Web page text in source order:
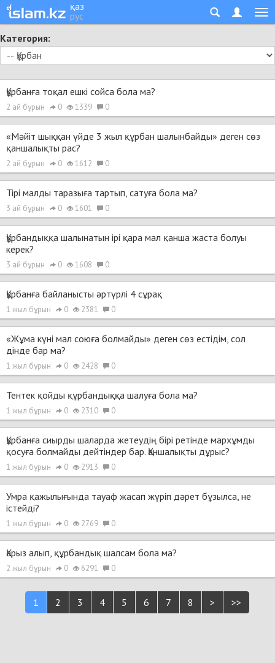
қаз
рус
Категория:
Құрбанға тоқал ешкі сойса бола ма?
2 ай бұрын 0 1339 0
«Мәйіт шыққан үйде 3 жыл құрбан шалынбайды» деген сөз
қаншалықты рас?
2 ай бұрын 0 1612 0
Тірі малды таразыға тартып, сатуға бола ма?
3 ай бұрын 0 1601 0
Құрбандыққа шалынатын ірі қара мал қанша жаста болуы
керек?
3 ай бұрын 0 1608 0
Құрбанға байланысты әртүрлі 4 сұрақ
1 жыл бұрын 0 2381 0
«Жұма күні мал союға болмайды» деген сөз естідім, сол
дінде бар ма?
1 жыл бұрын 0 2428 0
Тентек қойды құрбандыққа шалуға бола ма?
1 жыл бұрын 0 2310 0
Құрбанға сиырды шаларда жетеудің бірі ретінде мархұмды
қосуға болмайды дейтіндер бар. Қаншалықты дұрыс?
1 жыл бұрын 0 2913 0
Умра қажылығында тауаф жасап жүріп дәрет бұзылса, не
істейді?
1 жыл бұрын 0 2769 0
Қарыз алып, құрбандық шалсам бола ма?
2 жыл бұрын 0 6291 0
1 2 3 4 5 6 7 8 > >>